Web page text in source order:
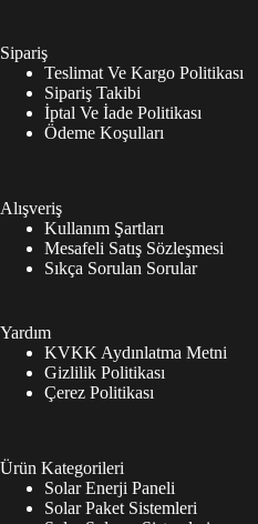
Sipariş
Teslimat Ve Kargo Politikası
Sipariş Takibi
İptal Ve İade Politikası
Ödeme Koşulları
Alışveriş
Kullanım Şartları
Mesafeli Satış Sözleşmesi
Sıkça Sorulan Sorular
Yardım
KVKK Aydınlatma Metni
Gizlilik Politikası
Çerez Politikası
Ürün Kategorileri
Solar Enerji Paneli
Solar Paket Sistemleri